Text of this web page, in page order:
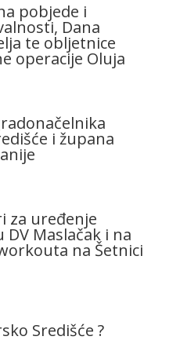
pobjede i
Dana
te obljetnice
operacije Oluja
i župana
za uređenje
Maslačak i na
na Šetnici
Središće ?